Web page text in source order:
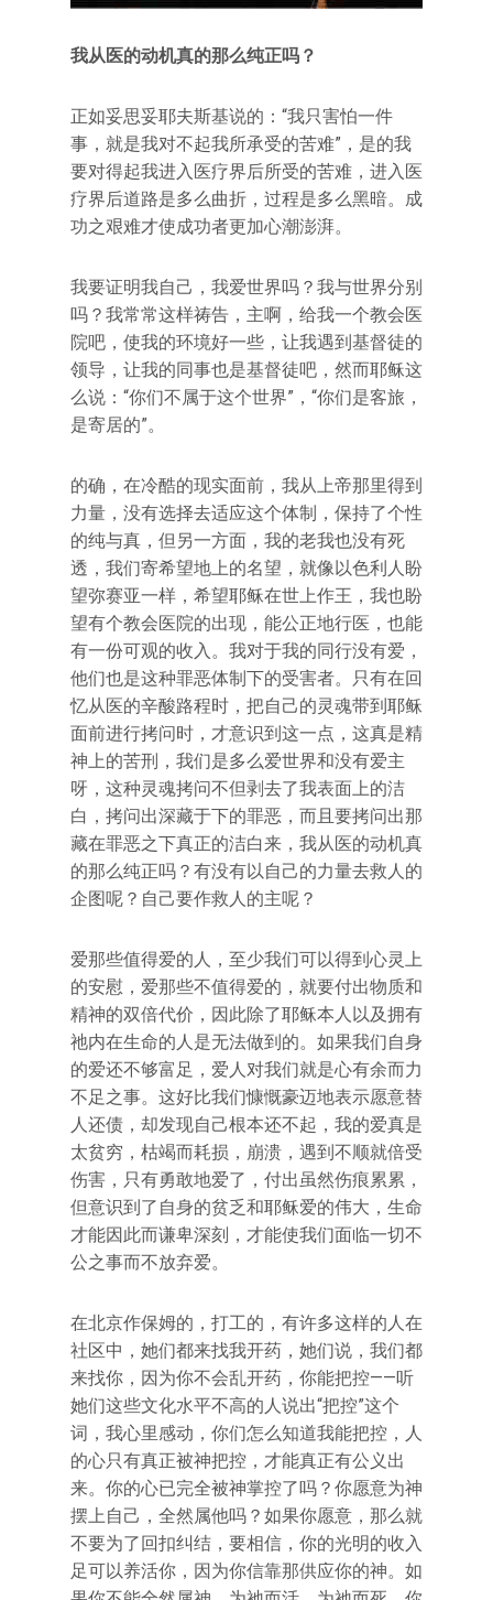
我从医的动机真的那么纯正吗？
正如妥思妥耶夫斯基说的：“我只害怕一件
事，就是我对不起我所承受的苦难”，是的我
要对得起我进入医疗界后所受的苦难，进入医
疗界后道路是多么曲折，过程是多么黑暗。成
功之艰难才使成功者更加心潮澎湃。
我要证明我自己，我爱世界吗？我与世界分别
吗？我常常这样祷告，主啊，给我一个教会医
院吧，使我的环境好一些，让我遇到基督徒的
领导，让我的同事也是基督徒吧，然而耶稣这
么说：“你们不属于这个世界”，“你们是客旅，
是寄居的”。
的确，在冷酷的现实面前，我从上帝那里得到
力量，没有选择去适应这个体制，保持了个性
的纯与真，但另一方面，我的老我也没有死
透，我们寄希望地上的名望，就像以色利人盼
望弥赛亚一样，希望耶稣在世上作王，我也盼
望有个教会医院的出现，能公正地行医，也能
有一份可观的收入。我对于我的同行没有爱，
他们也是这种罪恶体制下的受害者。只有在回
忆从医的辛酸路程时，把自己的灵魂带到耶稣
面前进行拷问时，才意识到这一点，这真是精
神上的苦刑，我们是多么爱世界和没有爱主
呀，这种灵魂拷问不但剥去了我表面上的洁
白，拷问出深藏于下的罪恶，而且要拷问出那
藏在罪恶之下真正的洁白来，我从医的动机真
的那么纯正吗？有没有以自己的力量去救人的
企图呢？自己要作救人的主呢？
爱那些值得爱的人，至少我们可以得到心灵上
的安慰，爱那些不值得爱的，就要付出物质和
精神的双倍代价，因此除了耶稣本人以及拥有
祂内在生命的人是无法做到的。如果我们自身
的爱还不够富足，爱人对我们就是心有余而力
不足之事。这好比我们慷慨豪迈地表示愿意替
人还债，却发现自己根本还不起，我的爱真是
太贫穷，枯竭而耗损，崩溃，遇到不顺就倍受
伤害，只有勇敢地爱了，付出虽然伤痕累累，
但意识到了自身的贫乏和耶稣爱的伟大，生命
才能因此而谦卑深刻，才能使我们面临一切不
公之事而不放弃爱。
在北京作保姆的，打工的，有许多这样的人在
社区中，她们都来找我开药，她们说，我们都
来找你，因为你不会乱开药，你能把控——听
她们这些文化水平不高的人说出“把控”这个
词，我心里感动，你们怎么知道我能把控，人
的心只有真正被神把控，才能真正有公义出
来。你的心已完全被神掌控了吗？你愿意为神
摆上自己，全然属他吗？如果你愿意，那么就
不要为了回扣纠结，要相信，你的光明的收入
足可以养活你，因为你信靠那供应你的神。如